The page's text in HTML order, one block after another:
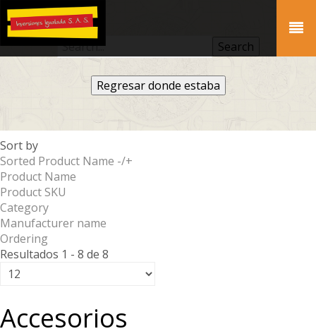
Regresar donde estaba
Sort by
Sorted Product Name -/+
Product Name
Product SKU
Category
Manufacturer name
Ordering
Resultados 1 - 8 de 8
Accesorios